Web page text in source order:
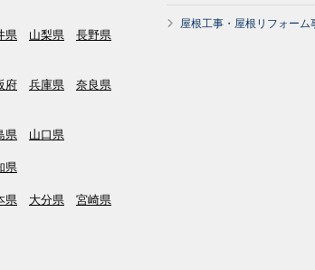
県 山梨県
長野県
府 兵庫県
奈良県
県 山口県
県
県 大分県
宮崎県
屋根工事・屋根リフォーム